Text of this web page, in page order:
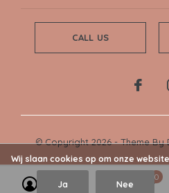
CALL US
© Copyright2026- Theme By
0
Wij slaan cookies op om onze
Ja Nee